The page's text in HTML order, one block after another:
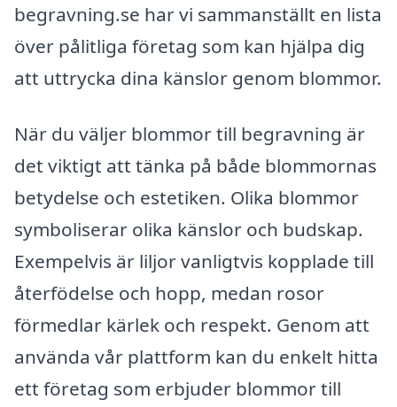
begravning.se har vi sammanställt en lista
över pålitliga företag som kan hjälpa dig
att uttrycka dina känslor genom blommor.
När du väljer blommor till begravning är
det viktigt att tänka på både blommornas
betydelse och estetiken. Olika blommor
symboliserar olika känslor och budskap.
Exempelvis är liljor vanligtvis kopplade till
återfödelse och hopp, medan rosor
förmedlar kärlek och respekt. Genom att
använda vår plattform kan du enkelt hitta
ett företag som erbjuder blommor till